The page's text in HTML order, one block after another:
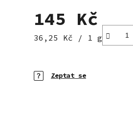
145 Kč
Měrná cena:
36,25 Kč / 1 g
Zeptat se